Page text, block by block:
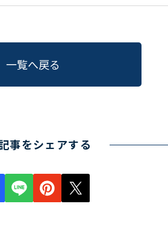
一覧へ戻る
事をシェアする